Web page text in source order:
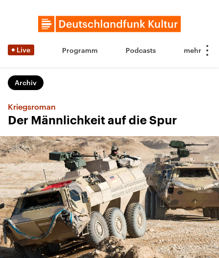
Live Programm Podcasts
Archiv
Kriegsroman
Der Männlichkeit auf die Spur